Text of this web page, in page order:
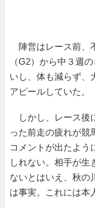
陣営はレース前、
（G2）から中３週
いし、体も減らず、
アピールしていた。
しかし、レース後
った前走の疲れが競
コメントが出たよう
しれない。相手が生
ないとはいえ、秋の
は事実。これには本